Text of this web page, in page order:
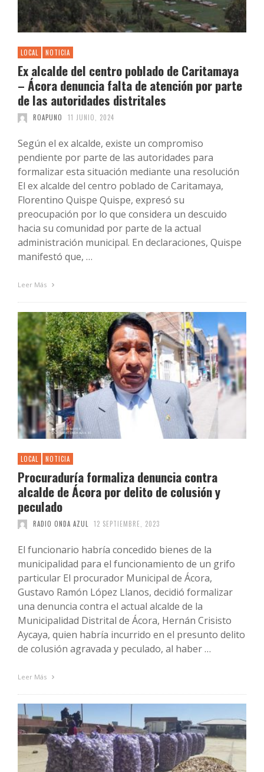
LOCAL NOTICIA
Ex alcalde del centro poblado de Caritamaya
– Ácora denuncia falta de atención por parte
de las autoridades distritales
ROAPUNO 11 JUNIO, 2024
Según el ex alcalde, existe un compromiso
pendiente por parte de las autoridades para
formalizar esta situación mediante una resolución
El ex alcalde del centro poblado de Caritamaya,
Florentino Quispe Quispe, expresó su
preocupación por lo que considera un descuido
hacia su comunidad por parte de la actual
administración municipal. En declaraciones, Quispe
manifestó que, …
Leer Más
LOCAL NOTICIA
Procuraduría formaliza denuncia contra
alcalde de Ácora por delito de colusión y
peculado
RADIO ONDA AZUL 12 SEPTIEMBRE, 2023
El funcionario habría concedido bienes de la
municipalidad para el funcionamiento de un grifo
particular El procurador Municipal de Ácora,
Gustavo Ramón López Llanos, decidió formalizar
una denuncia contra el actual alcalde de la
Municipalidad Distrital de Ácora, Hernán Crisisto
Aycaya, quien habría incurrido en el presunto delito
de colusión agravada y peculado, al haber …
Leer Más